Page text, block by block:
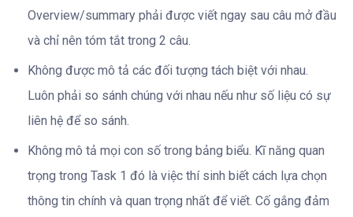
Overview/summary phải được viết ngay sau câu mở đầu
và chỉ nên tóm tắt trong 2 câu.
Không được mô tả các đối tượng tách biệt với nhau.
Luôn phải so sánh chúng với nhau nếu như số liệu có sự
liên hệ để so sánh.
Không mô tả mọi con số trong bảng biểu. Kĩ năng quan
trọng trong Task 1 đó là việc thí sinh biết cách lựa chọn
thông tin chính và quan trọng nhất để viết. Cố gắng đảm